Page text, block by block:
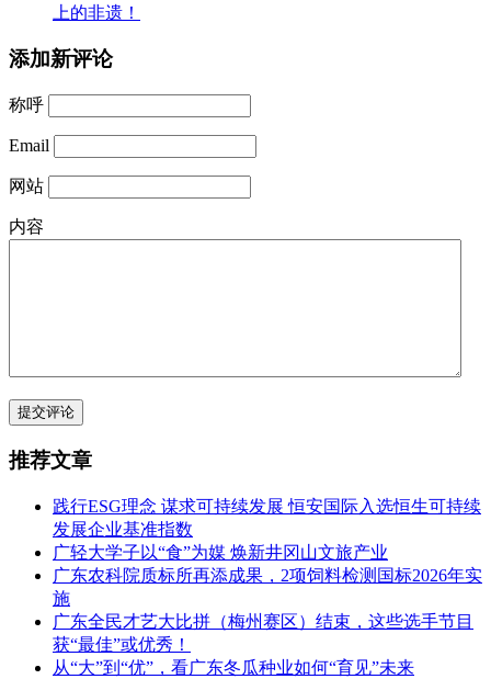
上的非遗！
添加新评论
称呼
Email
网站
内容
提交评论
推荐文章
践行ESG理念 谋求可持续发展 恒安国际入选恒生可持续
发展企业基准指数
广轻大学子以“食”为媒 焕新井冈山文旅产业
广东农科院质标所再添成果，2项饲料检测国标2026年实
施
广东全民才艺大比拼（梅州赛区）结束，这些选手节目
获“最佳”或优秀！
从“大”到“优”，看广东冬瓜种业如何“育见”未来